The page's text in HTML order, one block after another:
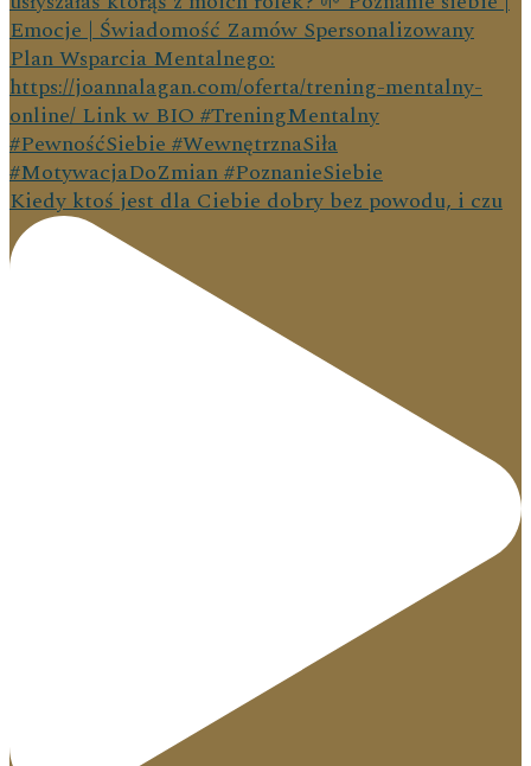
Kiedy ktoś jest dla Ciebie dobry bez powodu, i czu